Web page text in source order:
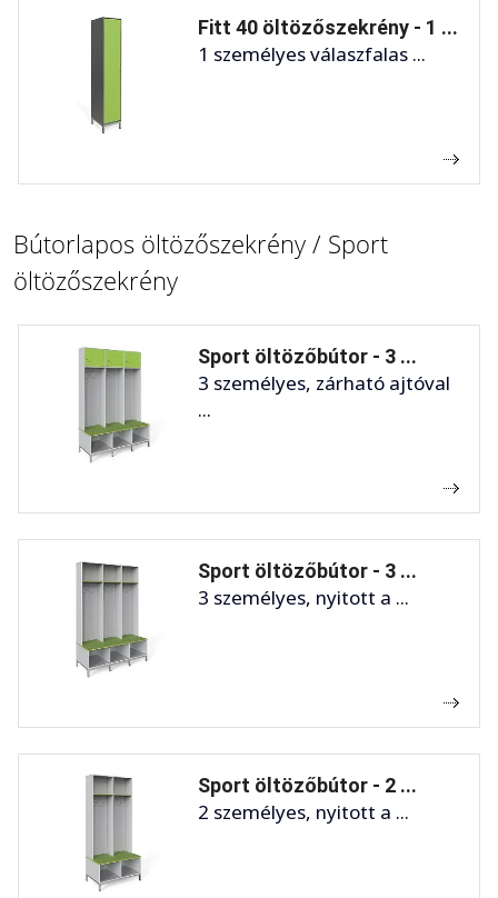
Fitt 40 öltözőszekrény - 1 ...
1 személyes válaszfalas ...
Bútorlapos öltözőszekrény / Sport
öltözőszekrény
Sport öltözőbútor - 3 ...
3 személyes, zárható ajtóval
...
Sport öltözőbútor - 3 ...
3 személyes, nyitott a ...
Sport öltözőbútor - 2 ...
2 személyes, nyitott a ...